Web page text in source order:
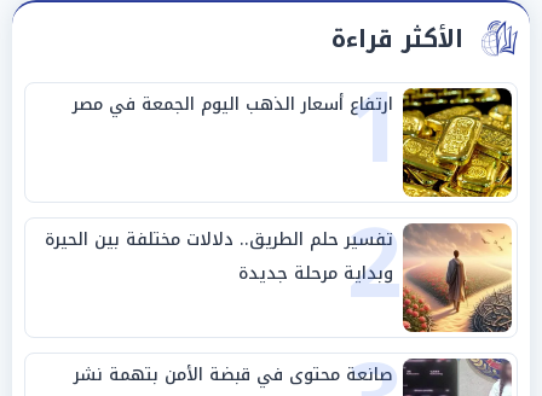
الأكثر قراءة
1
ارتفاع أسعار الذهب اليوم الجمعة في مصر
2
تفسير حلم الطريق.. دلالات مختلفة بين الحيرة
وبداية مرحلة جديدة
صانعة محتوى في قبضة الأمن بتهمة نشر